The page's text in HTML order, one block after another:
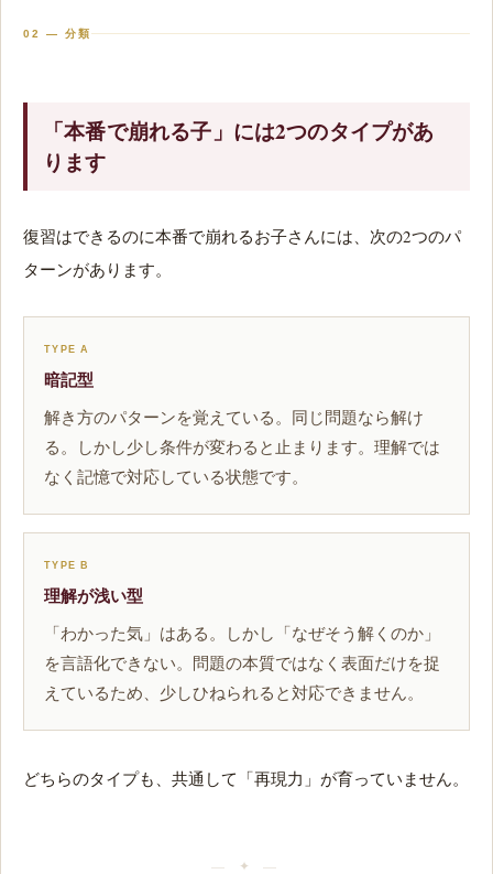
02 — 分類
「本番で崩れる子」には2つのタイプがあ
ります
復習はできるのに本番で崩れるお子さんには、次の2つのパ
ターンがあります。
TYPE A
暗記型
解き方のパターンを覚えている。同じ問題なら解け
る。しかし少し条件が変わると止まります。理解では
なく記憶で対応している状態です。
TYPE B
理解が浅い型
「わかった気」はある。しかし「なぜそう解くのか」
を言語化できない。問題の本質ではなく表面だけを捉
えているため、少しひねられると対応できません。
どちらのタイプも、共通して「再現力」が育っていません。